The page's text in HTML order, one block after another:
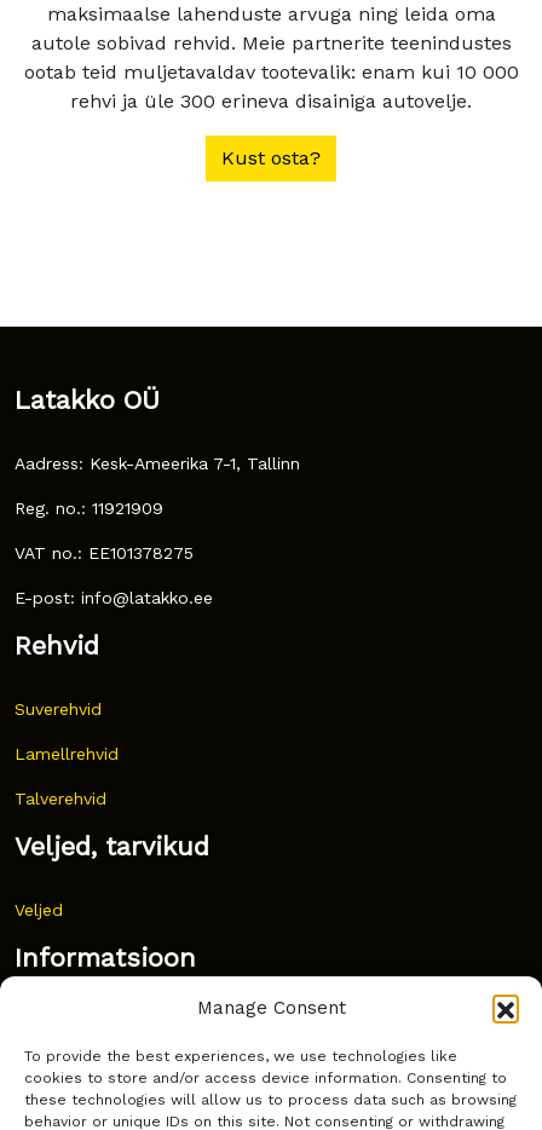
Manage Consent
To provide the best experiences, we use technologies like
cookies to store and/or access device information. Consenting to
these technologies will allow us to process data such as browsing
behavior or unique IDs on this site. Not consenting or withdrawing
maksimaalse lahenduste arvuga ning leida oma
autole sobivad rehvid. Meie partnerite teenindustes
ootab teid muljetavaldav tootevalik: enam kui 10 000
rehvi ja üle 300 erineva disainiga autovelje.
Kust osta?
Latakko OÜ
Aadress: Kesk-Ameerika 7-1, Tallinn
Reg. no.: 11921909
VAT no.: EE101378275
E-post: info@latakko.ee
Rehvid
Suverehvid
Lamellrehvid
Talverehvid
Veljed, tarvikud
Veljed
Informatsioon
Korduma kippuvad küsimused
Kust osta?